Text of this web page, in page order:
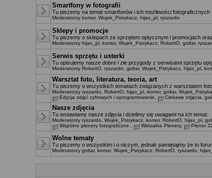
Smartfony w fotografii
Tu piszemy na temat smartfonów i ich możliwości fotograficznych
Moderatorzy komor, Wujek_Pstrykacz hijax_pl ryszardo
Sklepy i promocje
Tu piszemy o sklepach ze sprzętem optycznym i promocjach
Moderatorzy hijax_pl komor, Wujek_Pstrykacz RobertO goltar,
Serwis sprzętu i usterki
Tu opisujemy nasze dobre i złe przygody z serwisami sprzętu
Moderatorzy RobertO ryszardo goltar, Wujek_Pstrykacz hijax_pl
Warsztat foto, literatura, teoria, art
Tu piszemy o wszystkich tematach związanych z warsztatem foto.
Moderatorzy ryszardo RobertO hijax_pl komor, goltar,
Edycja zdjęć cyfrowych i oprogramowanie
Ciekawe zdjęcia,
Nasze zdjęcia
Tu wstawiamy nasze zdjęcia i dzielimy się uwagami na ich temat.
Moderatorzy ryszardo Wujek_Pstrykacz komor, RobertO hijax_pl
Wspólne plenery fotograficzne
Wirtualne Plenery, Plener
Wolne tematy
Tu piszemy o wszystkim i o niczym, jednak pamiętajmy że to
Moderatorzy goltar, komor, Wujek_Pstrykacz RobertO ryszardo